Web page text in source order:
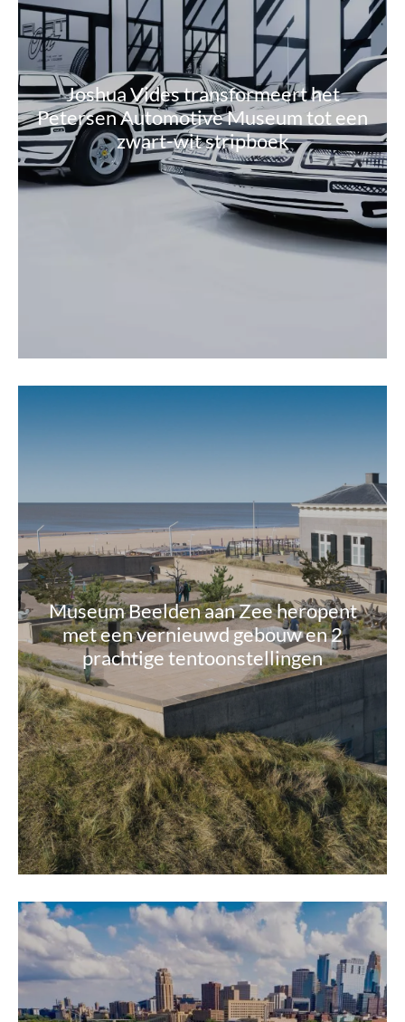
Joshua Vides transformeert het
Petersen Automotive Museum tot een
zwart-wit stripboek
Museum Beelden aan Zee heropent
met een vernieuwd gebouw en 2
prachtige tentoonstellingen